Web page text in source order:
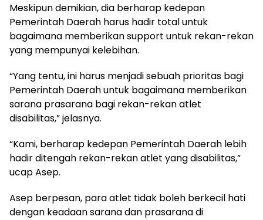
Meskipun demikian, dia berharap kedepan
Pemerintah Daerah harus hadir total untuk
bagaimana memberikan support untuk rekan-rekan
yang mempunyai kelebihan.
“Yang tentu, ini harus menjadi sebuah prioritas bagi
Pemerintah Daerah untuk bagaimana memberikan
sarana prasarana bagi rekan-rekan atlet
disabilitas,” jelasnya.
“Kami, berharap kedepan Pemerintah Daerah lebih
hadir ditengah rekan-rekan atlet yang disabilitas,”
ucap Asep.
Asep berpesan, para atlet tidak boleh berkecil hati
dengan keadaan sarana dan prasarana di